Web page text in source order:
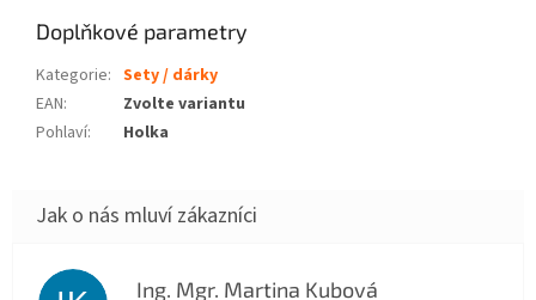
Doplňkové parametry
Kategorie: Sety / dárky
EAN:
Zvolte variantu
Pohlaví: Holka
Ing. Mgr. Martina Kubová